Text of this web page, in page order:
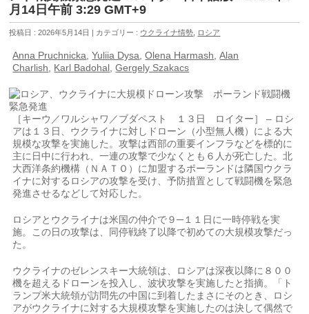
月14日午前 3:29 GMT+9
投稿日 : 2026年5月14日 | カテゴリー : ウクライナ情勢 ロシア
Anna Pruchnicka ,Yuliia Dysa ,Olena Harmash ,Alan
Charlish
Karl Badohal ,Gergely Szakacs
［キーウ／ワルシャワ／ブダペスト １３日 ロイター］ – ロシ
アは１３日、ウクライナに対しドローン（小型無人機）による大
規模な攻撃を実施した。攻撃は西部の重要インフラなどを標的に
主に日中に行われ、一連の攻撃で少なくとも６人が死亡した。北
大西​洋条約機構（ＮＡＴＯ）に加盟するポーランドは隣国ウクラ
イナに対するロシアの攻撃を受け、予防措置として‌戦闘機を緊急
発進させるなどして対応した。
ロシアとウクライナは米国の仲介で９─１１日に一時停戦を実
施。この日の攻撃は、同停戦終了以降で初めての大規模攻撃だっ
た。
ウクライナのゼレンスキー大統領は、ロシアは深夜以降に８００
機を超えるドローンを投入し、波状攻撃を実施したと指摘。「ト
ランプ米大統領​が訪問先の中国に到着したまさにそのとき、ロシ
アがウクライナに対する大規模攻撃を実施したのは決して偶然​で